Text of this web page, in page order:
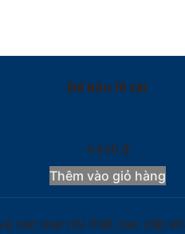
Đế bản lề cài
4.620 ₫
Thêm vào giỏ hàng
các loại nội thất cao cấp